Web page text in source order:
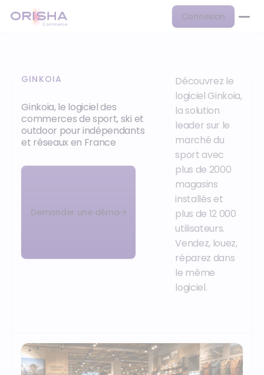
Connexion
GINKOIA
Ginkoia, le logiciel des
commerces de sport, ski et
outdoor pour indépendants
et réseaux en France
Demander une démo
Découvrez le
logiciel Ginkoia,
la solution
leader sur le
marché du
sport avec
plus de 2000
magasins
installés et
plus de 12 000
utilisateurs.
Vendez, louez,
réparez dans
le même
logiciel.